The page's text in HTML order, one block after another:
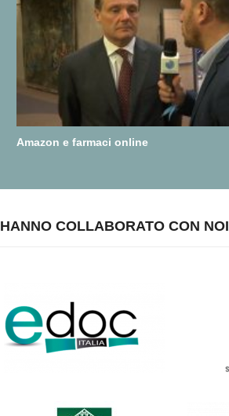
Amazon e farmaci online
HANNO COLLABORATO CON NOI